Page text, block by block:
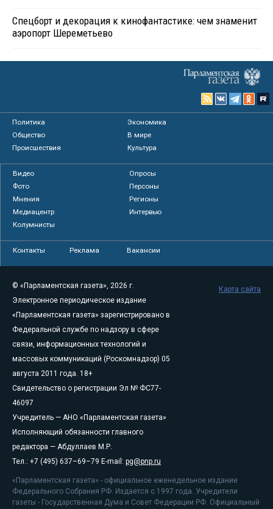
Спецборт и декорация к кинофантастике: чем знаменит
аэропорт Шереметьево
Политика
Экономика
Общество
В мире
Происшествия
Культура
Видео
Опросы
Фото
Персоны
Мнения
Регионы
Медиацентр
Интервью
Колумнисты
Контакты Реклама Вакансии
© «Парламентская газета», 2026 г.
Электронное периодическое издание
«Парламентская газета» зарегистрировано в
Федеральной службе по надзору в сфере
связи, информационных технологий и
массовых коммуникаций (Роскомнадзор) 05
августа 2011 года. 18+
Свидетельство о регистрации Эл № ФС77-
46097
Учредитель — АНО «Парламентская газета»
Исполняющий обязанности главного
редактора — Абдуллаев М.Р.
Тел.: +7 (495) 637–69–79 E-mail: pg@pnp.ru
«Парламентская газета» - официальное еженедельное издание
Федерального Собрания РФ. Издается с 1997 года. Учредители
газеты - Государственная Дума и Совет Федерации РФ. Официальный
Карта сайта